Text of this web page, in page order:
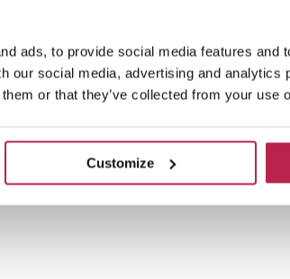
ads, to provide social media features and
our social media, advertising and analytics
or that they’ve collected from your use
Customize